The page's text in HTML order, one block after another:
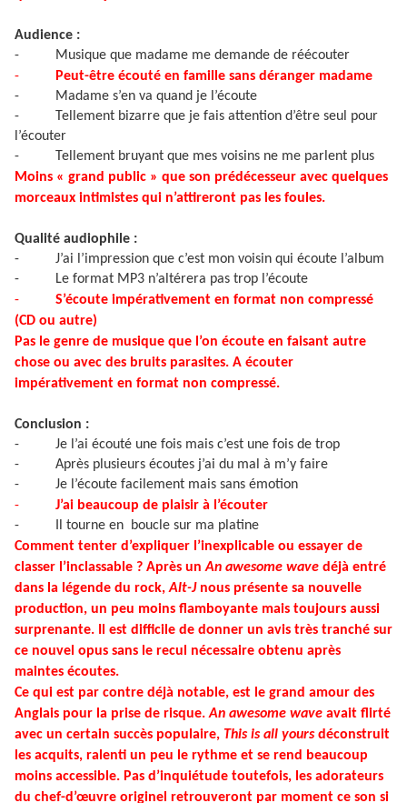
Audience :
-
Musique que madame me demande de réécouter
-
Peut-être écouté en famille sans déranger madame
-
Madame s’en va quand je l’écoute
-
Tellement bizarre que je fais attention d’être seul pour
l’écouter
-
Tellement bruyant que mes voisins ne me parlent plus
Moins « grand public » que son prédécesseur avec quelques
morceaux intimistes qui n’attireront pas les foules.
Qualité audiophile :
-
J’ai l’impression que c’est mon voisin qui écoute l’album
-
Le format MP3 n’altérera pas trop l’écoute
-
S’écoute impérativement en format non compressé
(CD ou autre)
Pas le genre de musique que l’on écoute en faisant autre
chose ou avec des bruits parasites. A écouter
impérativement en format non compressé.
Conclusion :
-
Je l’ai écouté une fois mais c’est une fois de trop
-
Après plusieurs écoutes j’ai du mal à m’y faire
-
Je l’écoute facilement mais sans émotion
-
J’ai beaucoup de plaisir à l’écouter
-
Il tourne en boucle sur ma platine
Comment tenter d’expliquer l’inexplicable ou essayer de
classer l’inclassable ? Après unAn awesome wave déjà entré
dans la légende du rock,Alt-J nous présente sa nouvelle
production, un peu moins flamboyante mais toujours aussi
surprenante. Il est difficile de donner un avis très tranché sur
ce nouvel opus sans le recul nécessaire obtenu après
maintes écoutes.
Ce qui est par contre déjà notable, est le grand amour des
Anglais pour la prise de risque.An awesome wave avait flirté
avec un certain succès populaire, This is all yoursdéconstruit
les acquits, ralenti un peu le rythme et se rend beaucoup
moins accessible. Pas d’inquiétude toutefois, les adorateurs
du chef-d’œuvre originel retrouveront par moment ce son si